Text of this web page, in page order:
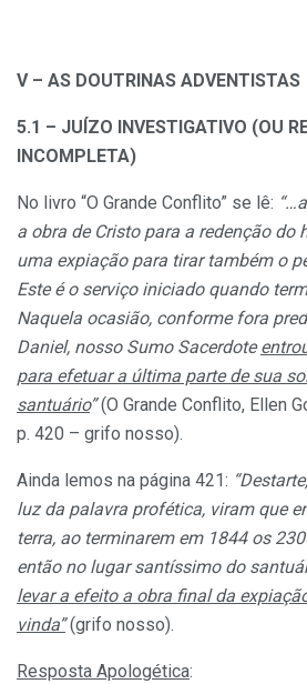
V – AS DOUTRINAS ADVENTISTAS
5.1 – JUÍZO INVESTIGATIVO (OU
INCOMPLETA)
No livro “O Grande Conflito” se lê:
a obra de Cristo para a redenção do
uma expiação para tirar também o
Este é o serviço iniciado quando
Naquela ocasião, conforme fora
Daniel, nosso Sumo Sacerdote
para efetuar a última parte de sua
santuário”(O Grande Conflito, Ellen
p. 420 – grifo nosso).
Ainda lemos na página 421:
luz da palavra profética, viram que
terra, ao terminarem em 1844 os
então no lugar santíssimo do
levar a efeito a obra final da
vinda”(grifo nosso).
Resposta Apologética: